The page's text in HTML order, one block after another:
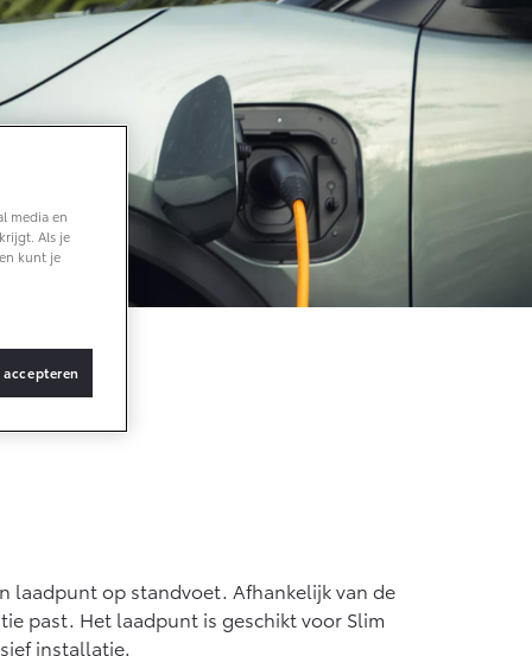
C-HR
ALS PLUG-IN
Touring
ELEKTRISCH
€ 48.995,-
laadpunt op standvoet. Afhankelijk van de
past. Het laadpunt is geschikt voor Slim
installatie.
media en
Als je
kunt je